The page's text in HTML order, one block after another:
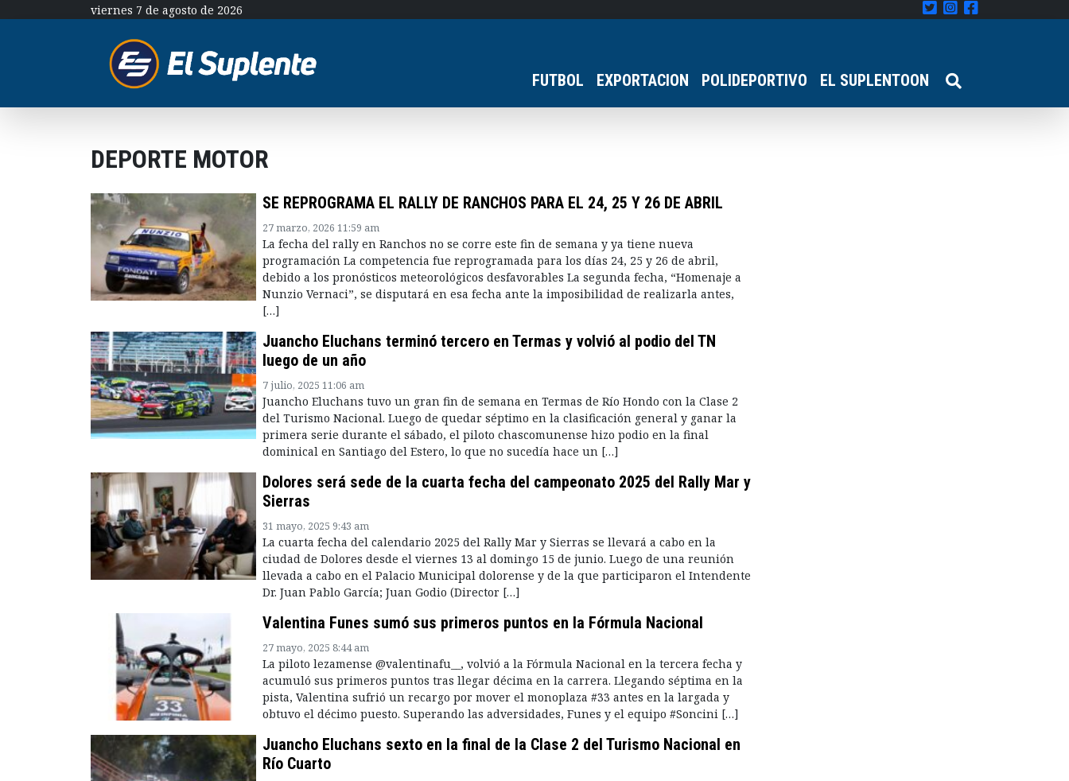
viernes 7 de agosto de 2026
FUTBOL EXPORTACION POLIDEPORTIVO EL SUPLENTOON
DEPORTE MOTOR
SE REPROGRAMA EL RALLY DE RANCHOS PARA EL 24, 25 Y 26 DE ABRIL
27 marzo, 2026 11:59 am
La fecha del rally en Ranchos no se corre este fin de semana y ya tiene nueva
programación La competencia fue reprogramada para los días 24, 25 y 26 de abril,
debido a los pronósticos meteorológicos desfavorables La segunda fecha, “Homenaje a
Nunzio Vernaci”, se disputará en esa fecha ante la imposibilidad de realizarla antes,
[…]
Juancho Eluchans terminó tercero en Termas y volvió al podio del TN
luego de un año
7 julio, 2025 11:06 am
Juancho Eluchans tuvo un gran fin de semana en Termas de Río Hondo con la Clase 2
del Turismo Nacional. Luego de quedar séptimo en la clasificación general y ganar la
primera serie durante el sábado, el piloto chascomunense hizo podio en la final
dominical en Santiago del Estero, lo que no sucedía hace un […]
Dolores será sede de la cuarta fecha del campeonato 2025 del Rally Mar y
Sierras
31 mayo, 2025 9:43 am
La cuarta fecha del calendario 2025 del Rally Mar y Sierras se llevará a cabo en la
ciudad de Dolores desde el viernes 13 al domingo 15 de junio. Luego de una reunión
llevada a cabo en el Palacio Municipal dolorense y de la que participaron el Intendente
Dr. Juan Pablo García; Juan Godio (Director […]
Valentina Funes sumó sus primeros puntos en la Fórmula Nacional
27 mayo, 2025 8:44 am
La piloto lezamense @valentinafu__, volvió a la Fórmula Nacional en la tercera fecha y
acumuló sus primeros puntos tras llegar décima en la carrera. Llegando séptima en la
pista, Valentina sufrió un recargo por mover el monoplaza #33 antes en la largada y
obtuvo el décimo puesto. Superando las adversidades, Funes y el equipo #Soncini […]
Juancho Eluchans sexto en la final de la Clase 2 del Turismo Nacional en
Río Cuarto